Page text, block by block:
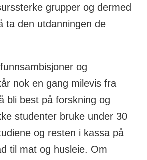
grupper og dermed
ta den utdanningen de
og
nok en gang milevis fra
bli best på forskning og
studenter bruke under 30
og resten i kassa på
til mat og husleie. Om